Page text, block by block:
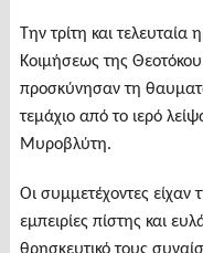
Την τρίτη και
Κοιμήσεως της
προσκύνησαν τη
τεμάχιο από το ιερό
Μυροβλύτη.
Οι συμμετέχοντες είχαν
εμπειρίες πίστης και